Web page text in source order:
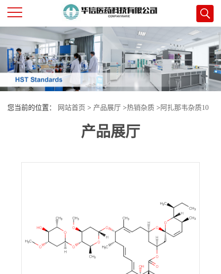
公
司
首
页
司
您当前的位置： 网站首页 > 产品展厅 >热销杂质 > 阿扎那韦杂质10
产品展厅